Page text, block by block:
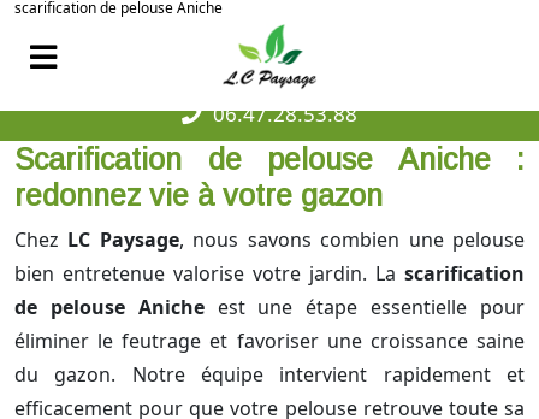
scarification de pelouse Aniche
06.47.28.53.88
Scarification de pelouse Aniche :
redonnez vie à votre gazon
Chez LC Paysage, nous savons combien une pelouse
bien entretenue valorise votre jardin. La scarification
de pelouse Anicheest une étape essentielle pour
éliminer le feutrage et favoriser une croissance saine
du gazon. Notre équipe intervient rapidement et
efficacement pour que votre pelouse retrouve toute sa